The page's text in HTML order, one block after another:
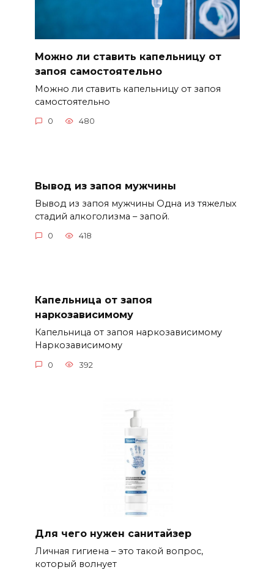
Можно ли ставить капельницу от
запоя самостоятельно
Можно ли ставить капельницу от запоя
самостоятельно
0 480
Вывод из запоя мужчины
Вывод из запоя мужчины Одна из тяжелых
стадий алкоголизма – запой.
0 418
Капельница от запоя
наркозависимому
Капельница от запоя наркозависимому
Наркозависимому
0 392
Для чего нужен санитайзер
Личная гигиена – это такой вопрос,
который волнует